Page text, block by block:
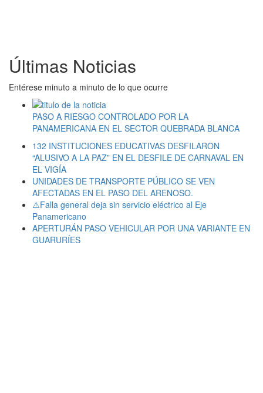
Últimas Noticias
Entérese minuto a minuto de lo que ocurre
PASO A RIESGO CONTROLADO POR LA
PANAMERICANA EN EL SECTOR QUEBRADA BLANCA
132 INSTITUCIONES EDUCATIVAS DESFILARON
“ALUSIVO A LA PAZ” EN EL DESFILE DE CARNAVAL EN
EL VIGÍA
UNIDADES DE TRANSPORTE PÚBLICO SE VEN
AFECTADAS EN EL PASO DEL ARENOSO.
⚠️Falla general deja sin servicio eléctrico al Eje
Panamericano
APERTURÁN PASO VEHICULAR POR UNA VARIANTE EN
GUARURÍES